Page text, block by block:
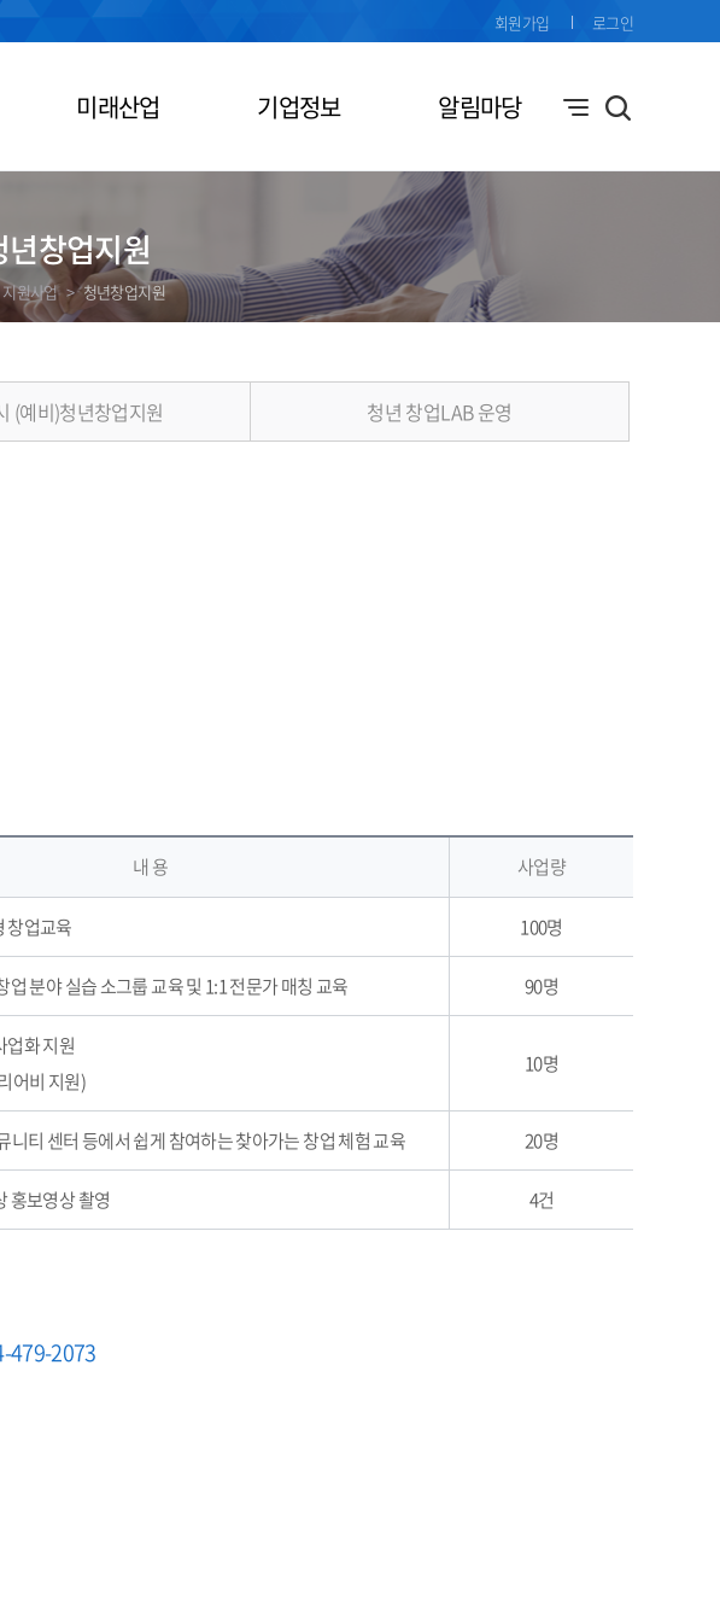
미래산업 기업정보 알림마당
회원가입 로그인
년창업지원
지원사업 > 청년창업지원
(예비)청년창업지원 청년 창업LAB 운영
내 용 사업량
창업교육 100명
업 분야 실습 소그룹 교육 및 1:1 전문가 매칭 교육 90명
업화 지원
어비 지원)
10명
니티 센터 등에서 쉽게 참여하는 찾아가는 창업 체험 교육 20명
홍보영상 촬영 4건
479-2073